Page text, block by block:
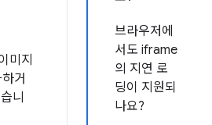
브라우저에
서도 iframe
의 지연 로
딩이 지원되
나요?
미지
거
니